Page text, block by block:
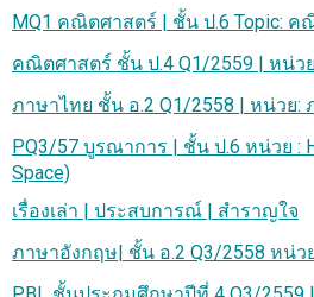
MQ1 คณิตศาสตร์ | ชั้น ป.6 Topic:
คณิตศาสตร์ ชั้น ป.4 Q1/2559 | หน่วย
ภาษาไทย ชั้น อ.2 Q1/2558 | หน่วย:
PQ3/57 บูรณาการ | ชั้น ป.6 หน่วย :
Space)
เรื่องเล่า | ประสบการณ์ | สำราญใจ
ภาษาอังกฤษ| ชั้น อ.2 Q3/2558 หน่ว